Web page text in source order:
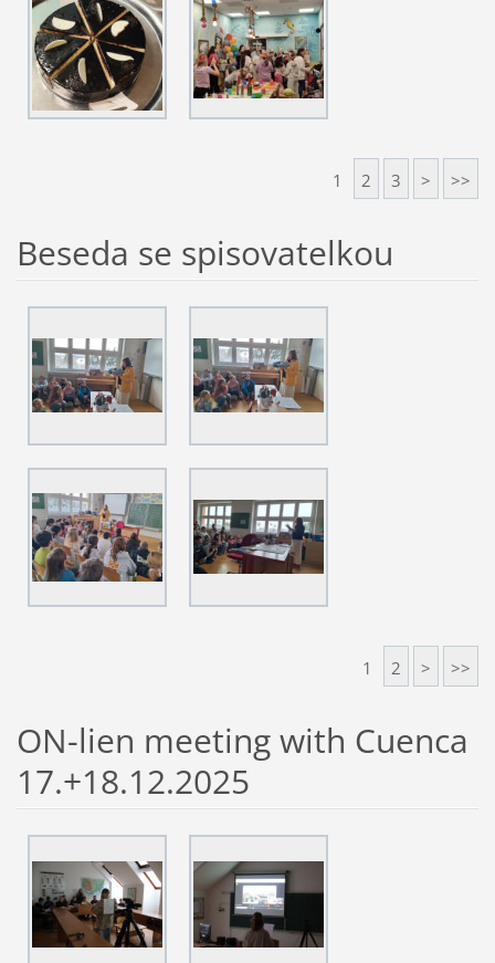
1 2 3 > >>
Beseda se spisovatelkou
1 2 > >>
ON-lien meeting with Cuenca
17.+18.12.2025